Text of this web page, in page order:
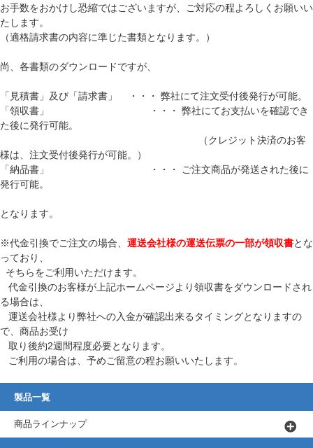
お手数をおかけし恐縮ではございますが、ご対応の程よろしくお願いい
たします。
（適格請求書の内容に準じた書類となります。）
尚、各書類のダウンロードですが、
「見積書」及び「請求書」 ・・・ 弊社にて注文受付後発行が可能。
「領収書」 ・・・ 弊社にてお支払いを確認でき
た後に発行可能。
（クレジット決済のお客
様は、注文受付後発行が可能。）
「納品書」 ・・・ ご注文商品が発送された後に
発行可能。
となります。
※代金引換でご注文の場合、 運送会社様の運送伝票の一部が領収書とな
っており、
そちらをご利用いただけます。
代金引換のお客様が上記ホームページより領収書をダウンロードされ
る場合は、
運送会社様より弊社への入金が確認出来るタイミングとなりますの
で、商品お受け
取り後約2週間程度必要となります。
ご利用の場合は、予めご留意の程お願いいたします。
製品一覧
商品ラインナップ